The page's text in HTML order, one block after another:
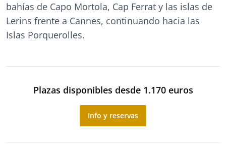
bahías de Capo Mortola, Cap Ferrat y las islas de
Lerins frente a Cannes, continuando hacia las
Islas Porquerolles.
Plazas disponibles desde 1.170 euros
Info y reservas